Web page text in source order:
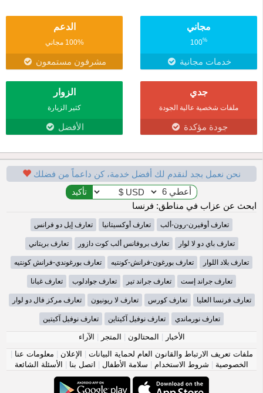
مجاني
100%
خدمات مجانية
الدعم
100% مجاني
مشرفون مستمعون
جدي
ملفات شخصية عالية الجودة
جودة مؤكدة
الزوار
كثير الزيارة
الأفضل
نحن نعمل بجد لنقدم لك أفضل خدمة، كن داعماً من فضلك
ابحث عن عزاب في مناطق: فرنسا
تعارف أوفيرن-رون-ألب تعارف أوكسيتانيا تعارف إيل دو فرانس
تعارف باي دو لا لوار تعارف بروفانس ألب كوت دازور تعارف بريتاني
تعارف بلاد اللوار تعارف بورغون-فرانش-كونتيه تعارف بورغوندي-فرانش كونتيه
تعارف جراند إست تعارف جراند تير تعارف جوادلوب تعارف غيانا
تعارف فرنسا العليا تعارف كورس تعارف لا ريونيون تعارف مركز فال دو لوار
تعارف نورماندي تعارف نوفيل آكيتاين تعارف نوفيل آكيتين
الأخبار | المحتالون | المتجر | الآراء
ملفات تعريف الارتباط والقانون العام لحماية البيانات | الإعلان | معلومات عنا |
الخصوصية | شروط الاستخدام | سلامة الأطفال | اتصل بنا | الأسئلة الشائعة